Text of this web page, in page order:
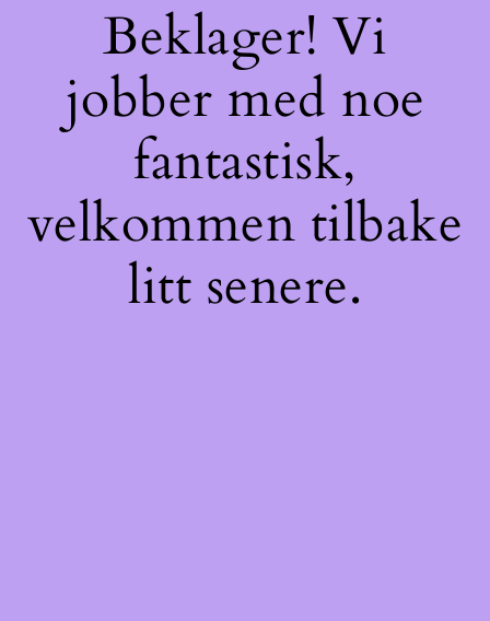
Beklager! Vi
jobber med noe
fantastisk,
velkommen tilbake
litt senere.